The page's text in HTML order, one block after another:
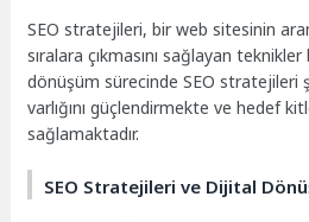
SEO stratejileri, bir web sitesinin
sıralara çıkmasını sağlayan
dönüşüm sürecinde SEO stratejileri
varlığını güçlendirmekte ve hedef
sağlamaktadır.
SEO Stratejileri ve Dijital